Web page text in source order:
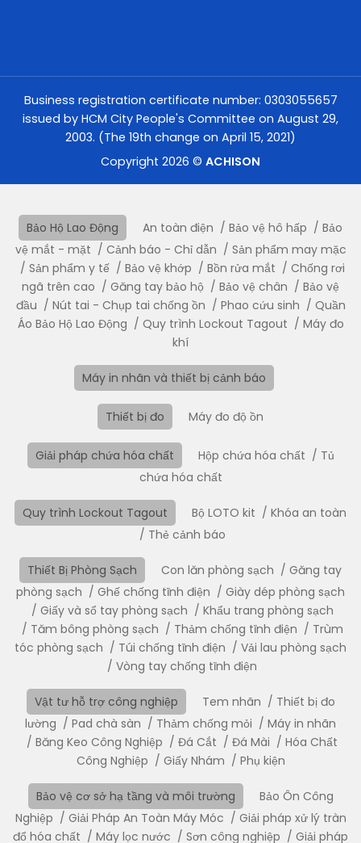
Business registration certificate number: 0303055657
issued by HCM City People's Committee on August 29,
2003. (The 19th change on April 15, 2021)
Copyright 2026 © ACHISON
Bảo Hộ Lao Động An toàn điện Bảo vệ hô hấp
Bảo
vệ mắt - mặt
Cảnh báo - Chỉ dẫn
Sản phẩm may mặc
Sản phẩm y tế
Bảo vệ khớp Bồn rửa mắt
Chống rơi
ngã trên cao
Găng tay bảo hộ Bảo vệ chân
Bảo vệ
đầu
Nút tai - Chụp tai chống ồn Phao cứu sinh
Quần
Áo Bảo Hộ Lao Động
Quy trình Lockout Tagout
Máy đo
khí
Máy in nhãn và thiết bị cảnh báo
Thiết bị đo Máy đo độ ồn
Giải pháp chứa hóa chất Hộp chứa hóa chất
Tủ
chứa hóa chất
Quy trình Lockout Tagout Bộ LOTO kit
Khóa an toàn
Thẻ cảnh báo
Thiết Bị Phòng Sạch Con lăn phòng sạch
Găng tay
phòng sạch
Ghế chống tĩnh điện
Giày dép phòng sạch
Giấy và sổ tay phòng sạch
Khẩu trang phòng sạch
Tăm bông phòng sạch
Thảm chống tĩnh điện
Trùm
tóc phòng sạch
Túi chống tĩnh điện
Vải lau phòng sạch
Vòng tay chống tĩnh điện
Vật tư hỗ trợ công nghiệp Tem nhãn
Thiết bị đo
lường
Pad chà sàn Thảm chống mỏi
Máy in nhãn
Băng Keo Công Nghiệp
Đá Cắt Đá Mài
Hóa Chất
Công Nghiệp
Giấy Nhám Phụ kiện
Bảo vệ cơ sở hạ tầng và môi trường
Bảo Ôn Công
Nghiệp
Giải Pháp An Toàn Máy Móc
Giải pháp xử lý tràn
đổ hóa chất
Máy lọc nước Sơn công nghiệp Giải pháp